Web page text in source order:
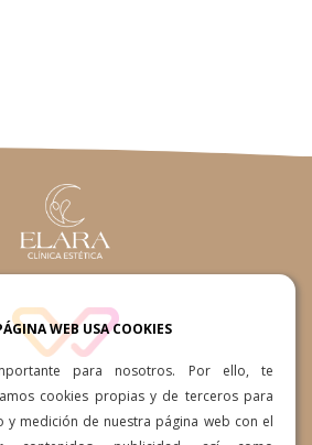
WEB USA COOKIES
para nosotros. Por ello, te
cookies propias y de terceros para
y medición de nuestra página web con el
660361015 / 660361015
Ansite, 57-59, 35118 Cruce
Las Palmas